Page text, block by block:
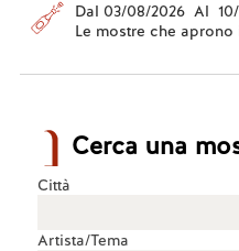
Dal 03/08/2026 Al
Le mostre che aprono
Cerca una
Città
Artista/Tema